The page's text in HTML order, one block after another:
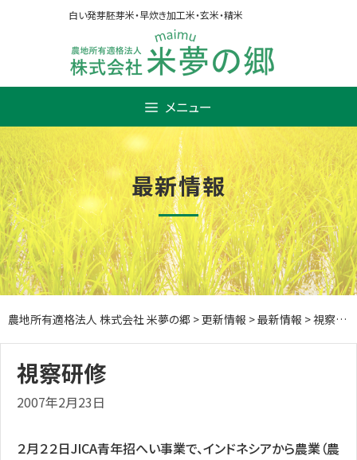
白い発芽胚芽米・早炊き加工米・玄米・精米
メニュー
最新情報
農地所有適格法人 株式会社 米夢の郷 >更新情報 >最新情報 >視察研修
視察研修
2007年2月23日
２月２２日JICA青年招へい事業で、インドネシアから農業（農